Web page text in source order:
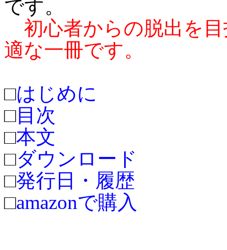
です。
初心者からの脱出を
適な一冊です。
□はじめに
□目次
□本文
□ダウンロード
□発行日・履歴
□amazonで購入